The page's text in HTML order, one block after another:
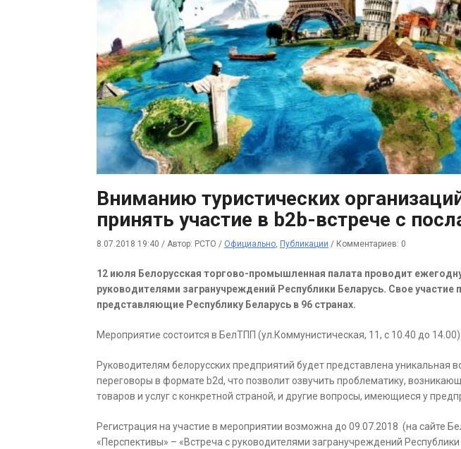
Вниманию туристических
принять участие в b2b-встрече с
8.07.2018 19:40 / Автор: РСТО / Официально, Публикации / Комментариев: 0
12 июля Белорусская торгово-промышленная палата проводит
руководителями загранучреждений Республики Беларусь. Свое
представляющие Республику Беларусь в 96 странах.
Мероприятие состоится в БелТПП (ул.Коммунистическая, 11, с 10.40 до 14.00).
Руководителям белорусских предприятий будет представлена уникальная
переговоры в формате b2d, что позволит озвучить проблематику,
товаров и услуг с конкретной страной, и другие вопросы, имеющиеся у
Регистрация на участие в мероприятии возможна до 09.07.2018 (на сайте
«Перспективы» – «Встреча с руководителями загранучреждений Республики